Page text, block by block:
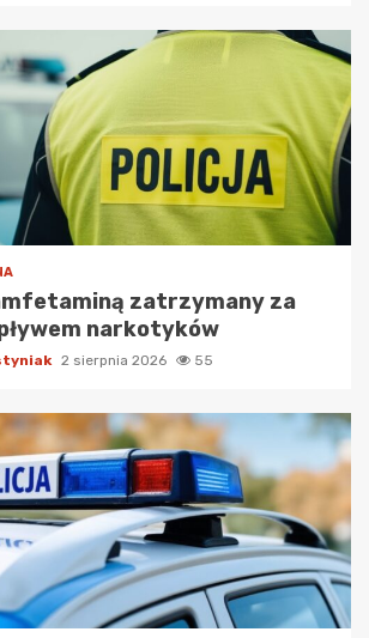
zatrzymany za
narkotyków
2 sierpnia 2026 55